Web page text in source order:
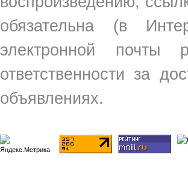
обязательна (в
электронной почты
ответственности за
объявлениях.